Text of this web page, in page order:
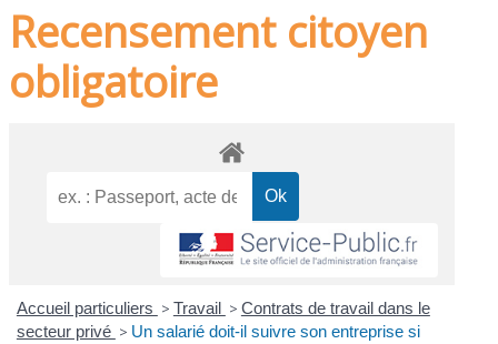
Recensement citoyen
obligatoire
Accueil particuliers > Travail > Contrats de travail dans le
secteur privé > Un salarié doit-il suivre son entreprise si